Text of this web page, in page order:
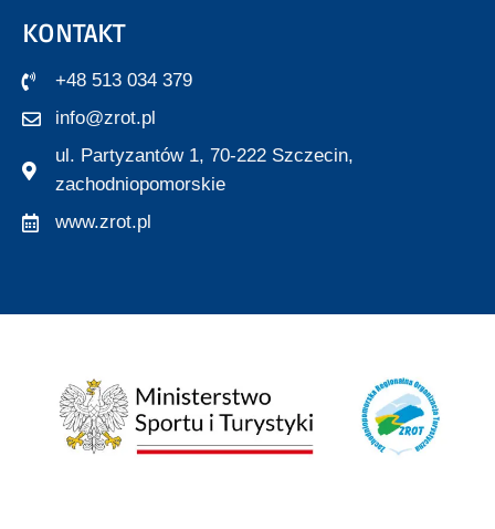
KONTAKT
+48 513 034 379
info@zrot.pl
ul. Partyzantów 1, 70-222 Szczecin,
zachodniopomorskie
www.zrot.pl